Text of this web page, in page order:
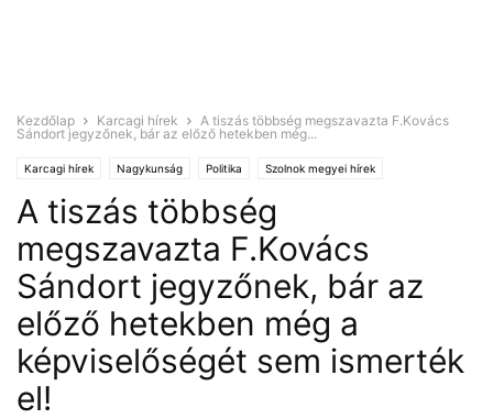
Kezdőlap Karcagi hírek
A tiszás többség megszavazta F.Kovács
Sándort jegyzőnek, bár az előző hetekben még...
Karcagi hírek Nagykunság Politika Szolnok megyei hírek
A tiszás többség
megszavazta F.Kovács
Sándort jegyzőnek, bár az
előző hetekben még a
képviselőségét sem ismerték
el!